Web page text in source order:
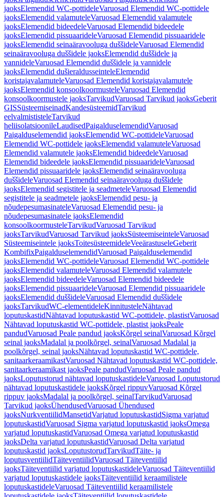
jaoksElemendid WC-pottideleVaruosad Elemendid WC-pottidele
jaoksElemendid valamuteleVaruosad Elemendid valamutele
jaoksElemendid bideedeleVaruosad Elemendid bideedele
jaoksElemendid pissuaarideleVaruosad Elemendid pissuaaridele
jaoksElemendid seinaäravooluga duššideleVaruosad Elemendid
seinaäravooluga duššidele jaoksElemendid duššidele ja
vannideleVaruosad Elemendid duššidele ja vannidele
jaoksElemendid dušieraldusseinteleElemendid
koristajavalamuteleVaruosad Elemendid koristajavalamutele
jaoksElemendid konsoolkoormusteleVaruosad Elemendid
konsoolkoormustele jaoksTarvikudVaruosad Tarvikud jaoksGeberit
GISSüsteemiseinadKandesüsteemidTarvikud
eelvalmististeleTarvikud
heliisolatsioonileLaudisedPaigalduselemendidVaruosad
Paigalduselemendid jaoksElemendid WC-pottideleVaruosad
Elemendid WC-pottidele jaoksElemendid valamuteleVaruosad
Elemendid valamutele jaoksElemendid bideedeleVaruosad
Elemendid bideedele jaoksElemendid pissuaarideleVaruosad
Elemendid pissuaaridele jaoksElemendid seinaäravooluga
duššideleVaruosad Elemendid seinaäravooluga duššidele
jaoksElemendid segistitele ja seadmeteleVaruosad Elemendid
segistitele ja seadmetele jaoksElemendid pesu- ja
nõudepesumasinateleVaruosad Elemendid pesu- ja
nõudepesumasinatele jaoksElemendid
konsoolkoormusteleTarvikudVaruosad Tarvikud
jaoksTarvikudVaruosad Tarvikud jaoksSüsteemiseinteleVaruosad
Süsteemiseintele jaoksToitesüsteemideleVeeärastuseleGeberit
KombifixPaigalduselemendidVaruosad Paigalduselemendid
jaoksElemendid WC-pottideleVaruosad Elemendid WC-pottidele
jaoksElemendid valamuteleVaruosad Elemendid valamutele
jaoksElemendid bideedeleVaruosad Elemendid bideedele
jaoksElemendid pissuaarideleVaruosad Elemendid pissuaaridele
jaoksElemendid duššideleVaruosad Elemendid duššidele
jaoksTarvikudWC-elementideleKinnitusteleNähtavad
loputuskastidNähtavad loputuskastid WC-pottidele, plastistVaruosad
Nähtavad loputuskastid WC-pottidele, plastist jaoksPeale
pandudVaruosad Peale pandud jaoksKõrgel seinalVaruosad Kõrgel
seinal jaoksMadalal ja poolkõrgel, seinalVaruosad Madalal ja
poolkõrgel, seinal jaoksNähtavad loputuskastid WC-pottidele,
sanitaarkeraamikastVaruosad Nähtavad loputuskastid WC-pottidele,
sanitaarkeraamikast jaoksPeale pandudVaruosad Peale pandud
jaoksLoputustorud nähtavad loputuskastideleVaruosad Loputustorud
nähtavad loputuskastidele jaoksKõrgel rippuvVaruosad Kõrgel
rippuv jaoksMadalal ja poolkõrgel, seinalTarvikudVaruosad
Tarvikud jaoksÜhendusedVaruosad Ühendused
jaoksNurkventiilidMansetidVarjatud loputuskastidSigma varjatud
loputuskastidVaruosad Sigma varjatud loputuskastid jaoksOmega
varjatud loputuskastidVaruosad Omega varjatud loputuskastid
jaoksDelta varjatud loputuskastidVaruosad Delta varjatud
loputuskastid jaoksLoputustorudTarvikudTäite- ja
loputusventiilidTäiteventiilidVaruosad Täiteventiilid
jaoksTäiteventiilid varjatud loputuskastideleVaruosad Täiteventiilid
varjatud loputuskastidele jaoksTäiteventiilid keraamilistele
loputuskastideleVaruosad Täiteventiilid keraamilistele